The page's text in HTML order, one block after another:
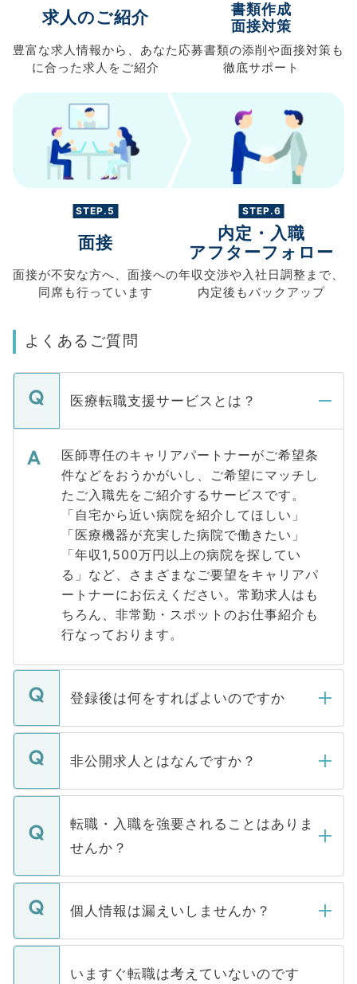
求人のご紹介
豊富な求人情報から、 あなた
に合った求人を ご紹介
書類作成
面接対策
応募書類の添削や面接対策も
徹底サポート
STEP.5
面接
面接が不安な方へ、 面接への
同席も行っています
STEP.6
内定・入職
アフターフォロー
年収交渉や入社日調整まで、
内定後もバックアップ
よくあるご質問
医療転職支援サービスとは？
医師専任のキャリアパートナーがご希望条
件などをおうかがいし、ご希望にマッチし
たご入職先をご紹介するサービスです。
「自宅から近い病院を紹介してほしい」
「医療機器が充実した病院で働きたい」
「年収1,500万円以上の病院を探してい
る」など、さまざまなご要望をキャリアパ
ートナーにお伝えください。常勤求人はも
ちろん、非常勤・スポットのお仕事紹介も
行なっております。
登録後は何をすればよいのですか
ご登録いただきましたら、弊社担当者がご
登録内容を確認し、その後メールもしくは
ます。通常、5営業日以内にはご連絡をせて
いただきますので、しばらくお待ちくださ
非公開求人とはなんですか？
マイナビDOCTORで取り扱っている求人の
うち約3割は、Webサイトからご覧いただ
けない「非公開求人」です。非公開求人は
下記の理由によって、一般には公開してい
ません。
■応募殺到を避けるため 人気のある医療機
関を公にしてしまうと、応募が殺到する場
に、医療機関が求める条件に合った人材の
転職・入職を強要されることはありま
せんか？
転職・入職を強要することは一切ありませ
ん。また、仮に応募先から内定をいただい
定を承諾する必要はありません。内定先へ
の辞退の連絡はキャリアパートナーが行い
個人情報は漏えいしませんか？
個人情報が漏えいすることはありませんの
で、ご安心ください。当サイトからの登録
いますぐ転職は考えていないのです